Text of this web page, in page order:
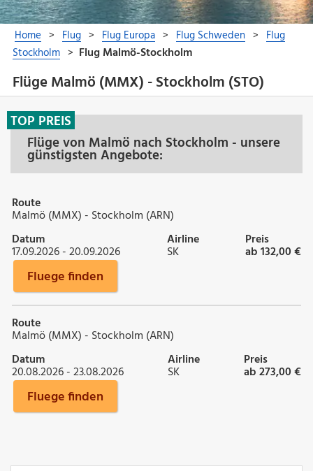
Flüge Malmö (MMX) - Stockholm (STO)
Flüge von Malmö nach Stockholm - unsere
günstigsten Angebote:
TOP PREIS
Route
Malmö (MMX) - Stockholm (ARN)
Datum
17.09.2026 - 20.09.2026
Airline
SK
Preis
ab 132,00 €
Fluege finden
Route
Malmö (MMX) - Stockholm (ARN)
Datum
20.08.2026 - 23.08.2026
Airline
SK
Preis
ab 273,00 €
Fluege finden